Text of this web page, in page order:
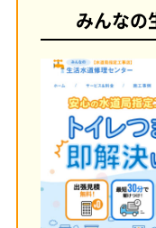
みんなの